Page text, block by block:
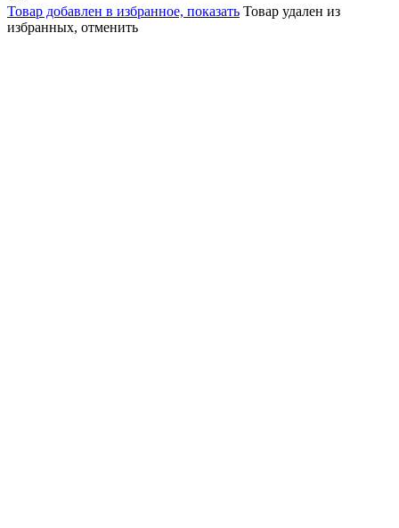
Товар добавлен в избранное, показать Товар удален из
избранных, отменить